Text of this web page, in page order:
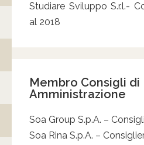
Studiare Sviluppo S.r.l.-
al 2018
Membro Consigli di
Amministrazione
Soa Group S.p.A. –
Soa Rina S.p.A. –